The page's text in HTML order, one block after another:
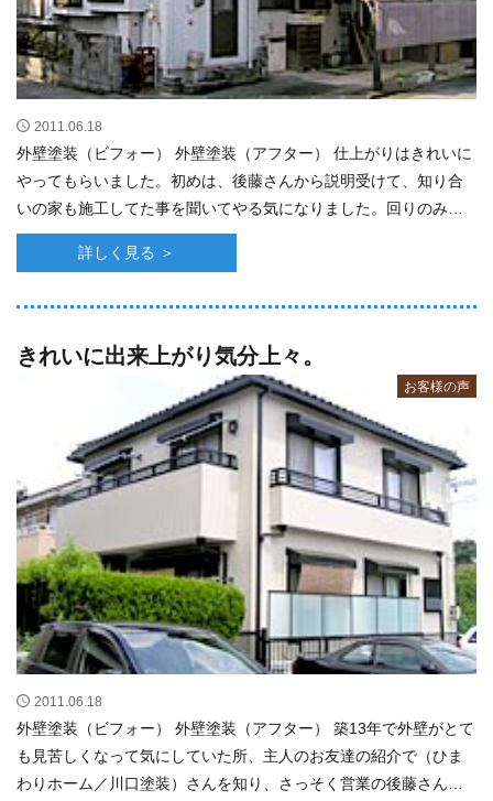
2011.06.18
外壁塗装（ビフォー） 外壁塗装（アフター） 仕上がりはきれいに
やってもらいました。初めは、後藤さんから説明受けて、知り合
いの家も施工してた事を聞いてやる気になりました。回りのみん
なも、きれいになったねと言ってくれます･･･
詳しく見る ＞
きれいに出来上がり気分上々。
お客様の声
2011.06.18
外壁塗装（ビフォー） 外壁塗装（アフター） 築13年で外壁がとて
も見苦しくなって気にしていた所、主人のお友達の紹介で（ひま
わりホーム／川口塗装）さんを知り、さっそく営業の後藤さんが